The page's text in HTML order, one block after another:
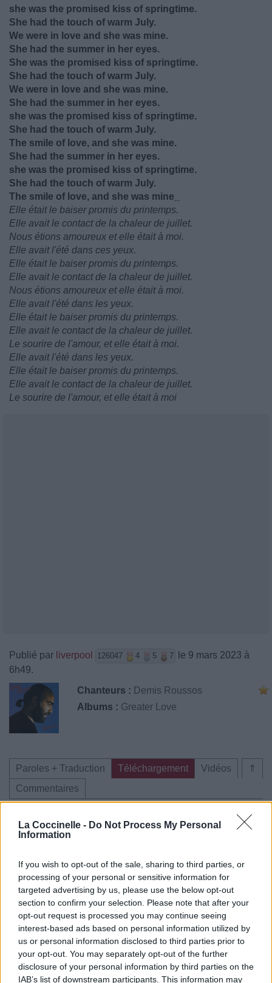
La Coccinelle - Do Not Process My Personal
Information
If you wish to opt-out of the sale, sharing to third parties, or
processing of your personal or sensitive information for
targeted advertising by us, please use the below opt-out
section to confirm your selection. Please note that after your
opt-out request is processed you may continue seeing
interest-based ads based on personal information utilized by
us or personal information disclosed to third parties prior to
your opt-out. You may separately opt-out of the further
disclosure of your personal information by third parties on the
IAB’s list of downstream participants. This information may
she was the promised kiss of springtime.
She had the touch of warm July.
We were in love and she was mine.
She had the summer in her eyes.
She was the promised kiss of springtime.
She had the touch of warm July.
We were in love and she was mine.
She had the summer in her eyes.
she was the promised kiss of springtime.
She had the touch of warm July.
The smile of love, and she was mine.
She had the summer in her eyes.
she was the promised kiss of springtime.
She had the touch of warm July.
The smile of love, and she was mine_
Elle était le baiser promis du printemps.
Elle avait le contact de la chaleur de juillet.
Nous étions amoureux et elle était à moi.
Elle avait l'été dans ces yeux.
Elle était le baiser promis du printemps.
Elle avait le contact de la chaleur de juillet.
Nous étions amoureux et elle était à moi.
Elle avait l'été dans les yeux.
Elle était le baiser promis du printemps.
Elle avait le contact de la chaleur de juillet.
Le sourire de l'amour, et elle était à moi.
Elle avait l'été dans les yeux.
Elle était le baiser promis du printemps.
Elle avait le contact de la chaleur de juillet.
Le sourire de l'amour, et elle était à moi
Publié par liverpool 126047 4 5 7
le 9 mars 2023 à
6h49.
Chanteurs : Demis Roussos
Albums : Greater Love
⇑
Paroles + Traduction Téléchargement
Vidéos
Commentaires
Vous aimez chanter, apprenez la guitare chez
Télécharger légalement les MP3 sur
Télécharger légalement les MP3 ou trouver le CD sur
Trouver des vinyles et des CD sur
Trouver un instrument de musique ou une partition au
meilleur prix sur